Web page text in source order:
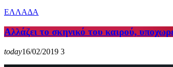
ΕΛΛΑΔΑ
Αλλάζει το σκηνικό του καιρού,
today16/02/2019 3